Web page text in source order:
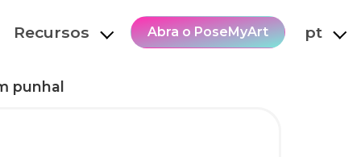
Recursos Abra o PoseMyArt pt
punhal